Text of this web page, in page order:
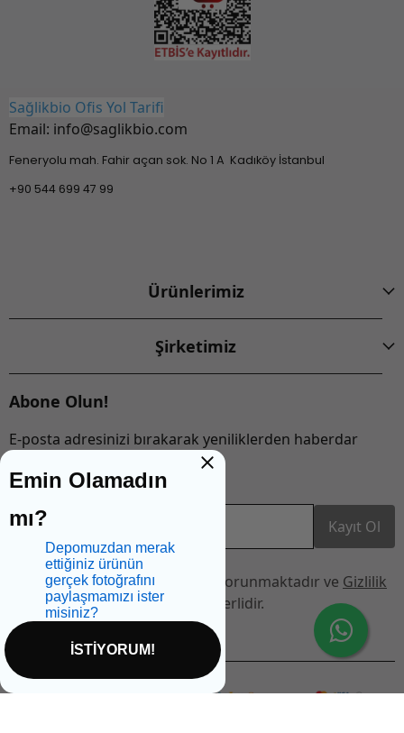
Sağlikbio Ofis Yol Tarifi
Email: info@saglikbio.com
Feneryolu mah. Fahir açan sok. No 1 A Kadıköy İstanbul
+90 544 699 47 99
Ürünlerimiz
Şirketimiz
Abone Olun!
E-posta adresinizi bırakarak yeniliklerden haberdar
E-Posta Adresi Kayıt Ol
Bu site reCAPTCHA tarafından korunmaktadır ve Gizlilik
PolitikasıveHizmet Şartları geçerlidir.
Emin Olamadın
mı?
Depomuzdan merak
ettiğiniz ürünün
gerçek fotoğrafını
paylaşmamızı ister
misiniz?
İSTİYORUM!